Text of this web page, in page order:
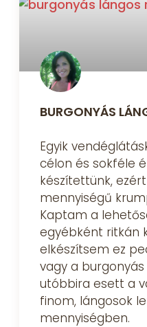
BURGONYÁS
Egyik
célon és sokféle
készítettünk,
mennyiségű
Kaptam a
egyébként ritkán
elkészítsem ez
vagy a
utóbbira esett a
finom, lángosok
mennyiségben.